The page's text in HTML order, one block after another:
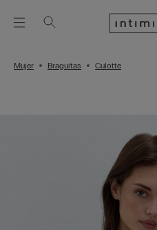
Mujer Braguitas Culotte